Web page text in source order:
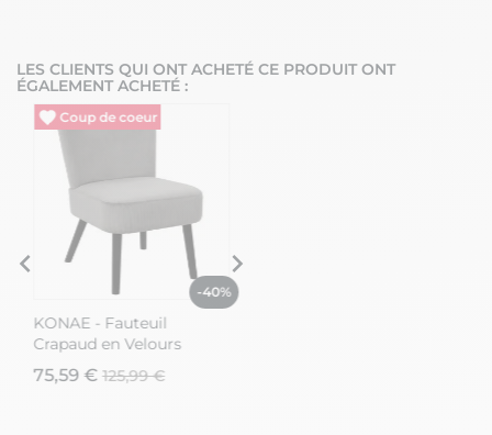
LES CLIENTS QUI ONT ACHETÉ CE PRODUIT ONT
ÉGALEMENT ACHETÉ :
Vide entrepôt
-40%
KONAE - Fauteuil
Crapaud en Velours
Côtelé Gris
75,59 € 125,99 €